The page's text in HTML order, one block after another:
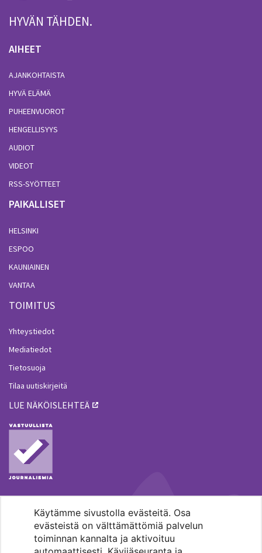
Käytämme sivustolla evästeitä. Osa
evästeistä on välttämättömiä palvelun
toiminnan kannalta ja aktivoituu
HYVÄN TÄHDEN.
AIHEET
AJANKOHTAISTA
HYVÄ ELÄMÄ
PUHEENVUOROT
HENGELLISYYS
AUDIOT
VIDEOT
RSS-SYÖTTEET
PAIKALLISET
HELSINKI
ESPOO
KAUNIAINEN
VANTAA
TOIMITUS
Yhteystiedot
Mediatiedot
Tietosuoja
Tilaa uutiskirjeitä
LUE NÄKÖISLEHTEÄ
MENOHAKU